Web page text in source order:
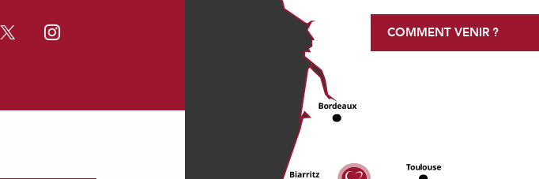
COMMENT VENIR ?